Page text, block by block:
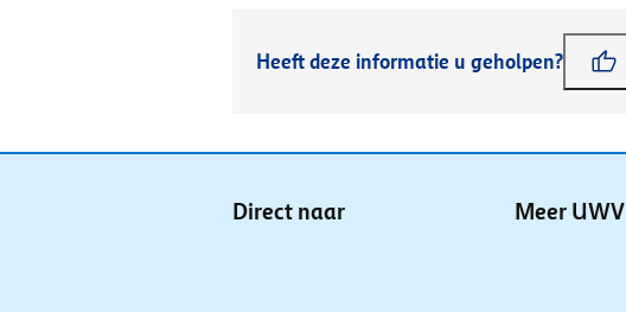
Heeft deze informatie u geholpen?
Direct naar Meer UWV